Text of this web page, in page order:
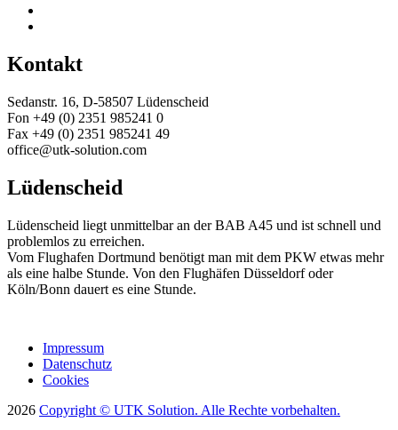
Kontakt
Sedanstr. 16, D-58507 Lüdenscheid
Fon +49 (0) 2351 985241 0
Fax +49 (0) 2351 985241 49
office@utk-solution.com
Lüdenscheid
Lüdenscheid liegt unmittelbar an der BAB A45 und ist schnell und
problemlos zu erreichen.
Vom Flughafen Dortmund benötigt man mit dem PKW etwas mehr
als eine halbe Stunde. Von den Flughäfen Düsseldorf oder
Köln/Bonn dauert es eine Stunde.
Impressum
Datenschutz
Cookies
2026 Copyright © UTK Solution. Alle Rechte vorbehalten.